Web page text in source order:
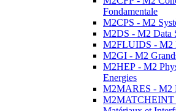
Fondamentale
M2CPS - M2
M2DS - M2 Data
M2FLUIDS - M2
M2GI - M2
M2HEP - M2
Energies
M2MARES - M2
M2MATCHEINT